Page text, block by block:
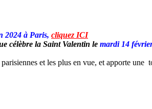
2024 à Paris, cliquez ICI
célèbre la Saint Valentin le mardi 14
et les plus en vue, et apporte